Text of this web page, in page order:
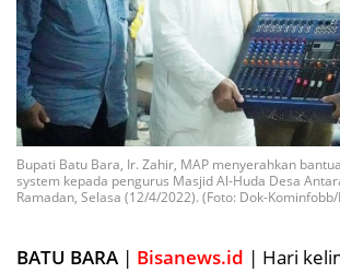
Bupati Batu Bara, Ir. Zahir, MAP menyerahkan
system kepada pengurus Masjid Al-Huda Desa
Ramadan, Selasa (12/4/2022). (Foto: Dok-
BATU BARA | Bisanews.id | Hari